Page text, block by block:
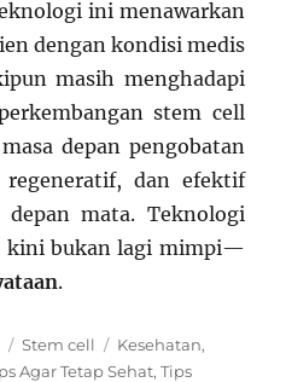
ini menawarkan
dengan kondisi medis
masih menghadapi
stem cell
depan pengobatan
dan efektif
mata. Teknologi
kini bukan lagi mimpi—
.
Categories
Stem cell Tags
Kesehatan,
Agar Tetap Sehat,Tips